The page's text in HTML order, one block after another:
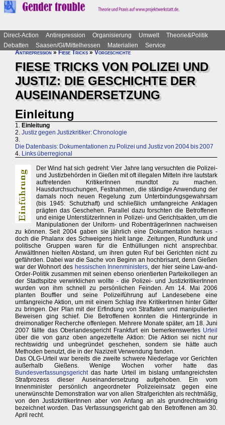
Direct-Action Antirepression Organisierung Umwelt
Theorie&Politik
Debatten
Saasen/GI/Mittelhessen Materialien
Service
Antirepression»Fiese Tricks»Vorgeschichte
FIESE TRICKS VON POLIZEI UND
JUSTIZ: DIE GESCHICHTE DER
AUSEINANDERSETZUNG
Einleitung
1. Einleitung
2. Justiz gegen Justizkritiker: Chronologie
3.
Die Datenbasis: Dokumentationen zu Polizei und Justiz von 2004 bis 2007
4. Links überregional
Der Wind hat sich gedreht: Vier Jahre lang versuchten die Polizei-
und Justizbehörden in Gießen mit oft illegalen Mitteln ihre lautstark
auftretenden KritikerInnen mundtot zu machen.
Hausdurchsuchungen, Festnahmen, die ständige Anwendung der
damals noch neuen Regelung zum Unterbindungsgewahrsam
(bis 1945: Schutzhaft) und schließlich umfangreiche Anklagen
prägten das Geschehen. Parallel dazu forschten die Betroffenen
und einige UnterstützerInnen in Polizei- und Gerichtsakten, um die
Manipulationen der Uniform- und RobenträgerInnen nachweisen
zu können. Seit 2004 gaben sie jährlich eine Dokumentation heraus -
doch die Phalanx des Schweigens hielt lange. Zeitungen, Rundfunk und
politische Gruppen waren für die Enthüllungen nicht ansprechbar.
AnwältInnen hielten Abstand, um ihren guten Ruf bei Gerichten nicht zu
gefährden. Dabei war die Sache von Beginn an hochbrisant, denn Gießen
war der Wohnort des hessischen Innenministers, der hier seine Law-and-
Order-Politik zusammen mit seinen ebenso orientierten Parteikollegen an
der Stadtspitze verwirklichen wollte - die Polizei- und JustizkritikerInnen
wurden von ihm schnell zu persönlichen Feinden. Am 14. Mai 2006
planten Bouffier und seine Polizeiführung auf Landesebene eine
umfangreiche Aktion, um mit einem Schlag ihre KritikerInnen hinter Gitter
zu bringen. Der Plan mit der Erfindung von Straftaten und manipulierten
Beweisen ging schief. Die Betroffenen konnten die Hintergründe in
dreimonatiger Recherche offenlegen. Mehrere Monate später, am 18. Juni
2007 fällte das Oberlandesgericht Frankfurt ein bemerkenswertes Urteil
über die von ganz oben angezettelte Aktion: Die Aktion sei nicht nur
rechtswidrig und unbegründet geschehen, sondern sie hätte auch
Methoden benutzt, die in der Nazizeit Verwendung fanden.
Das OLG-Urteil war bereits die zweite schwere Niederlage vor Gerichten
außerhalb Gießens. Wenige Wochen vorher hatte das
Bundesverfassungsgerichtdas harte Urteil im bislang umfangreichsten
Strafprozess dieser Auseinandersetzung aufgehoben. Ein vom
Innenminister persönlich angeordneter Polizeieinsatz gegen eine
unerwünschte Demonstration war von allen Strafgerichten als rechtmäßig,
von den JustizkritikerInnen aber von Anfang an als grundrechtswidrig
bezeichnet worden. Das Verfassungsgericht gab den Betroffenen am 30.
April recht.